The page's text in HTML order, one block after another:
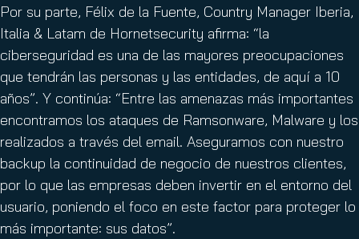
Por su parte, Félix de la Fuente, Country Manager Iberia,
Italia & Latam de Hornetsecurity afirma: “la
ciberseguridad es una de las mayores preocupaciones
que tendrán las personas y las entidades, de aquí a 10
años”. Y continúa: “Entre las amenazas más importantes
encontramos los ataques de Ramsonware, Malware y los
realizados a través del email. Aseguramos con nuestro
backup la continuidad de negocio de nuestros clientes,
por lo que las empresas deben invertir en el entorno del
usuario, poniendo el foco en este factor para proteger lo
más importante: sus datos”.